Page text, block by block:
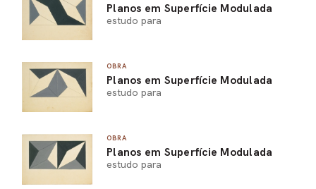
Planos em Superfície Modulada
estudo para
OBRA
Planos em Superfície Modulada
estudo para
OBRA
Planos em Superfície Modulada
estudo para